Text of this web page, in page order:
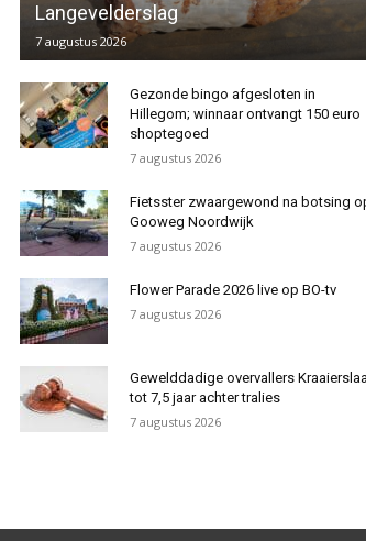
Langevelderslag
7 augustus 2026
Gezonde bingo afgesloten in
Hillegom; winnaar ontvangt 150 euro
shoptegoed
7 augustus 2026
Fietsster zwaargewond na botsing
Gooweg Noordwijk
7 augustus 2026
Flower Parade 2026 live op BO-tv
7 augustus 2026
Gewelddadige overvallers
tot 7,5 jaar achter tralies
7 augustus 2026